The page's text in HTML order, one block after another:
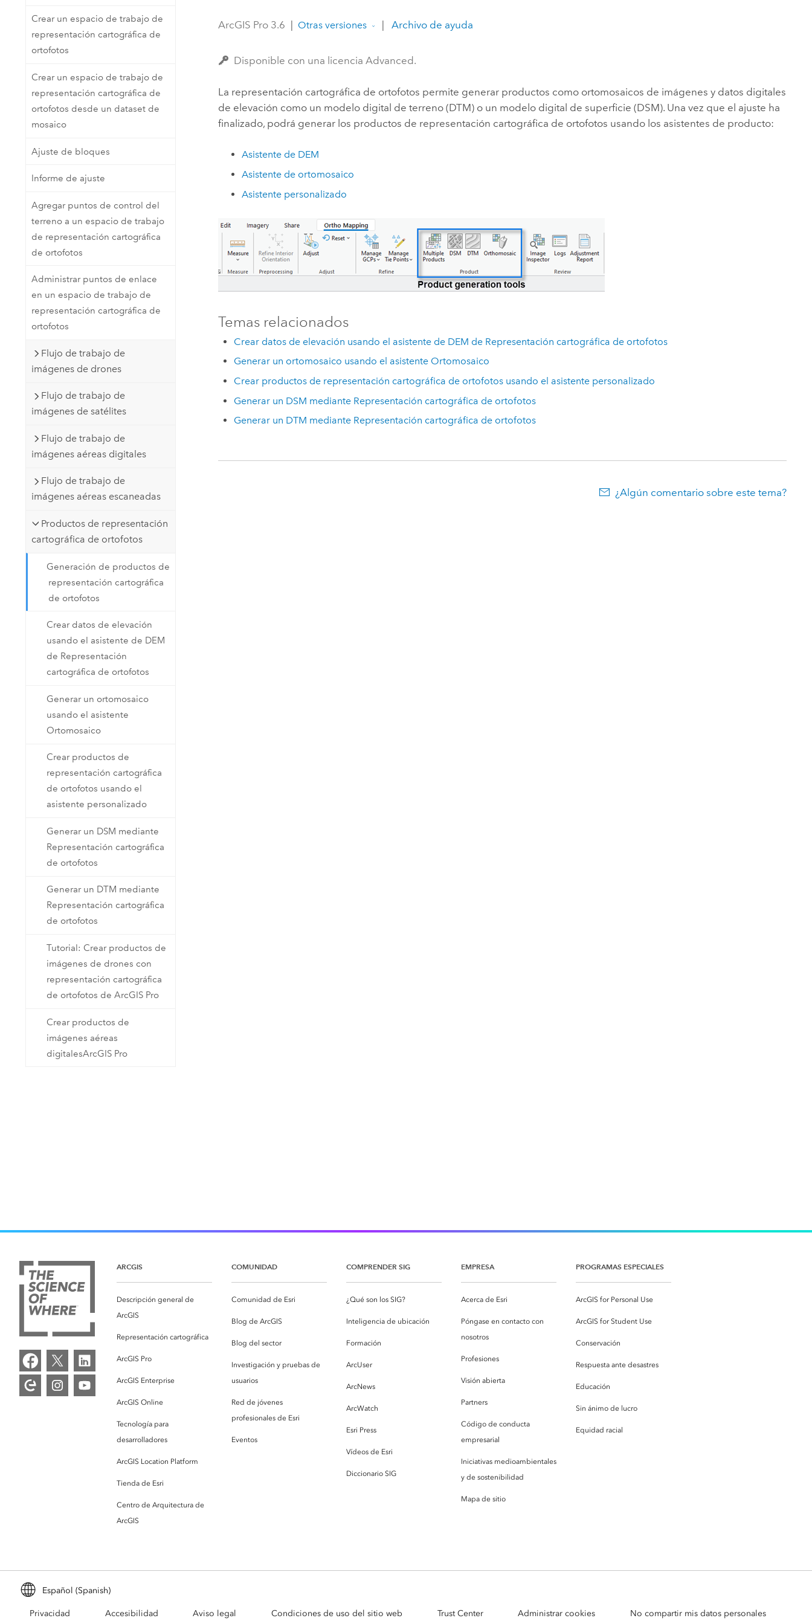
Tecnología para desarrolladores
Crear aplicaciones de
Todos los productos
Todos los sectores
Todas las historias
Crear un espacio de trabajo de
representación cartográfica de
ortofotos
Crear un espacio de trabajo de
representación cartográfica de
ortofotos desde un dataset de
mosaico
Ajuste de bloques
Informe de ajuste
Agregar puntos de control del
terreno a un espacio de trabajo
de representación cartográfica
de ortofotos
Administrar puntos de enlace
en un espacio de trabajo de
representación cartográfica de
ortofotos
Flujo de trabajo de
imágenes de drones
Flujo de trabajo de
imágenes de satélites
Flujo de trabajo de
imágenes aéreas digitales
Flujo de trabajo de
imágenes aéreas escaneadas
Productos de representación
cartográfica de ortofotos
Generación de productos de
representación cartográfica
de ortofotos
Crear datos de elevación
usando el asistente de DEM
de Representación
cartográfica de ortofotos
Generar un ortomosaico
usando el asistente
Ortomosaico
Crear productos de
representación cartográfica
de ortofotos usando el
asistente personalizado
Generar un DSM mediante
Representación cartográfica
de ortofotos
Generar un DTM mediante
Representación cartográfica
de ortofotos
Tutorial: Crear productos de
imágenes de drones con
representación cartográfica
de ortofotos de ArcGIS Pro
Crear productos de
imágenes aéreas
digitalesArcGIS Pro
ArcGIS Pro 3.6 Otras versiones Archivo de ayuda
Disponible con una licencia Advanced.
La representación cartográfica de ortofotos permite generar productos como ortomosaicos de imágenes y datos digitales
de elevación como un modelo digital de terreno (DTM) o un modelo digital de superficie (DSM). Una vez que el ajuste ha
finalizado, podrá generar los productos de representación cartográfica de ortofotos usando los asistentes de producto:
Asistente de DEM
Asistente de ortomosaico
Asistente personalizado
Temas relacionados
Crear datos de elevación usando el asistente de DEM de Representación cartográfica de ortofotos
Generar un ortomosaico usando el asistente Ortomosaico
Crear productos de representación cartográfica de ortofotos usando el asistente personalizado
Generar un DSM mediante Representación cartográfica de ortofotos
Generar un DTM mediante Representación cartográfica de ortofotos
¿Algún comentario sobre este tema?
ARCGIS
Descripción general de
ArcGIS
Representación cartográfica
ArcGIS Pro
ArcGIS Enterprise
ArcGIS Online
Tecnología para
desarrolladores
ArcGIS Location Platform
Tienda de Esri
Centro de Arquitectura de
ArcGIS
COMUNIDAD
Comunidad de Esri
Blog de ArcGIS
Blog del sector
Investigación y pruebas de
usuarios
Red de jóvenes
profesionales de Esri
Eventos
COMPRENDER SIG
¿Qué son los SIG?
Inteligencia de ubicación
Formación
ArcUser
ArcNews
ArcWatch
Esri Press
Vídeos de Esri
Diccionario SIG
EMPRESA
Acerca de Esri
Póngase en contacto con
nosotros
Profesiones
Visión abierta
Partners
Código de conducta
empresarial
Iniciativas medioambientales
y de sostenibilidad
Mapa de sitio
PROGRAMAS ESPECIALES
ArcGIS for Personal Use
ArcGIS for Student Use
Conservación
Respuesta ante desastres
Educación
Sin ánimo de lucro
Equidad racial
Español (Spanish)
Privacidad Accesibilidad Aviso legal Condiciones de uso del sitio web Trust Center Administrar cookies No compartir mis datos personales